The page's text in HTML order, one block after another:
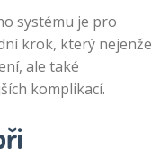
systému je pro
krok, který nejenže
ale také
komplikací.